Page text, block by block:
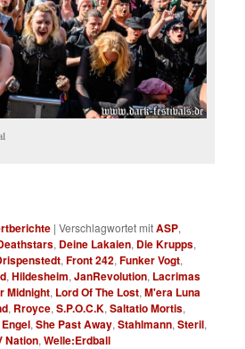
|Verschlagwortet mitASP,
, Deine Lakaien, Die Krupps,
,Front 242,Funker Vogt,
,Hildesheim,JanRevolution, Lacrimas
Midnight, Lord Of The Lost,M'era Luna
, Rroyce,S.P.O.C.K,Saltatio Mortis,
,She Past Away,Stahlmann,Steril,
Nation,Welle:Erdball